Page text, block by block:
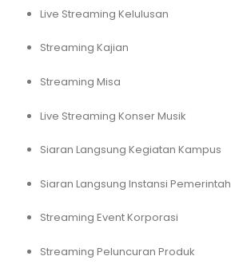
Live Streaming Kelulusan
Streaming Kajian
Streaming Misa
Live Streaming Konser Musik
Siaran Langsung Kegiatan Kampus
Siaran Langsung Instansi Pemerintah
Streaming Event Korporasi
Streaming Peluncuran Produk